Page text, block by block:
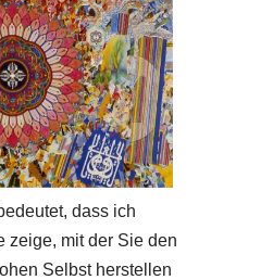
dass ich
zeige, mit der Sie den
Selbst herstellen